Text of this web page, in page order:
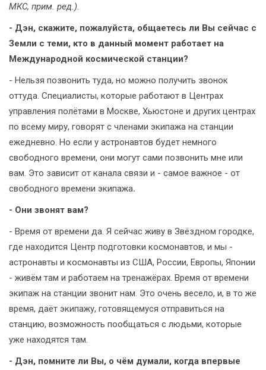
МКС, прим. ред.).
- Дэн, скажите, пожалуйста, общаетесь ли Вы сейчас с
Земли с теми, кто в данный момент работает на
Международной космической станции?
- Нельзя позвонить туда, но можно получить звонок
оттуда. Специалисты, которые работают в Центрах
управления полётами в Москве, Хьюстоне и других центрах
по всему миру, говорят с членами экипажа на станции
ежедневно. Но если у астронавтов будет немного
свободного времени, они могут сами позвонить мне или
вам. Это зависит от канала связи и - самое важное - от
свободного времени экипажа.
- Они звонят вам?
- Время от времени да. Я сейчас живу в Звёздном городке,
где находится Центр подготовки космонавтов, и мы -
астронавты и космонавты из США, России, Европы, Японии
- живём там и работаем на тренажёрах. Время от времени
экипаж на станции звонит нам. Это очень весело, и, в то же
время, даёт экипажу, готовящемуся отправиться на
станцию, возможность пообщаться с людьми, которые
уже находятся там.
- Дэн, помните ли Вы, о чём думали, когда впервые